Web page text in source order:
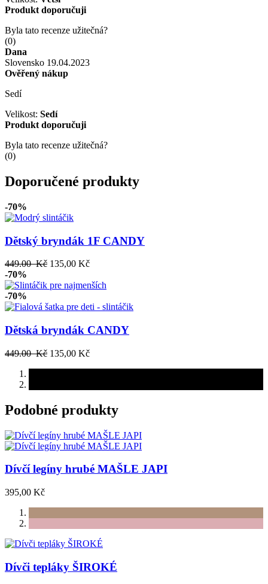
Produkt doporučuji
Byla tato recenze užitečná?
(0)
Dana
Slovensko 19.04.2023
Ověřený nákup
Sedí
Velikost: Sedí
Produkt doporučuji
Byla tato recenze užitečná?
(0)
Doporučené produkty
-70%
Dětský bryndák 1F CANDY
449.00 Kč 135,00 Kč
-70%
-70%
Dětská bryndák CANDY
449.00 Kč 135,00 Kč
Podobné produkty
Dívčí legíny hrubé MAŠLE JAPI
395,00 Kč
Dívči tepláky ŠIROKÉ